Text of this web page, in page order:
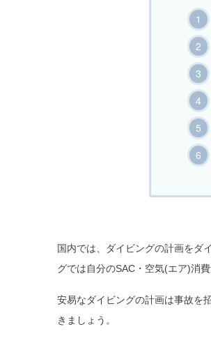
国内では、ダイビングの計画をダ
グでは自分のSAC・空気(エア)消
安易なダイビングの計画は事故を
きましょう。